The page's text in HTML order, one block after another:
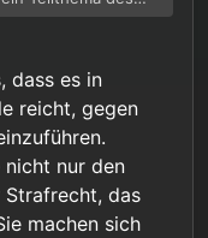
nicht nur Beier
Zumal je nach
Die Person
für mich zuständig
dass es in
reicht, gegen
nicht nur den
Strafrecht, das
machen sich